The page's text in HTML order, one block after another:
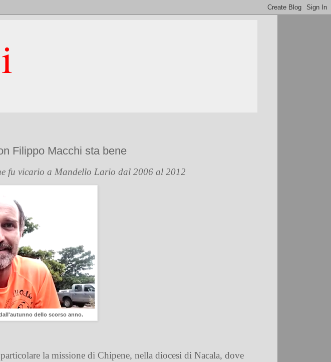
Filippo Macchi sta bene
fu vicario a Mandello Lario dal 2006 al 2012
dello scorso anno.
la missione di Chipene, nella diocesi di Nacala, dove